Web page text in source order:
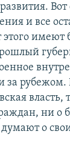
Вот
и все
имеют
за рубежом.
власть,
ни о
о